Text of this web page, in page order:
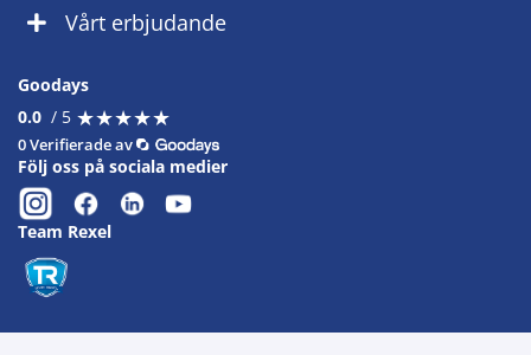
Vårt erbjudande
Goodays
0.0 / 5 ★★★★★
★★★★★
0 Verifierade av
Följ oss på sociala medier
Team Rexel